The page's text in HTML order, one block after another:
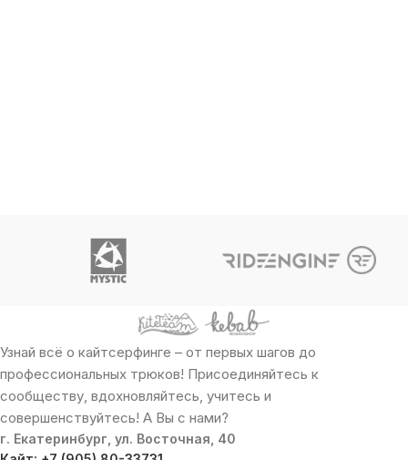
Узнай всё о кайтсерфинге – от первых шагов до
профессиональных трюков! Присоединяйтесь к
сообществу, вдохновляйтесь, учитесь и
совершенствуйтесь! А Вы с нами?
г. Екатеринбург, ул. Восточная, 40